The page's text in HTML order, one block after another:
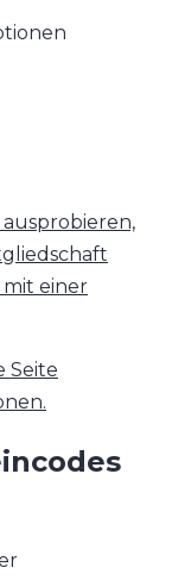
mit einer
Seite